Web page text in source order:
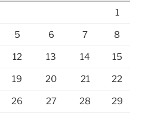
1
5 6 7 8
12 13 14 15
19 20 21 22
26 27 28 29